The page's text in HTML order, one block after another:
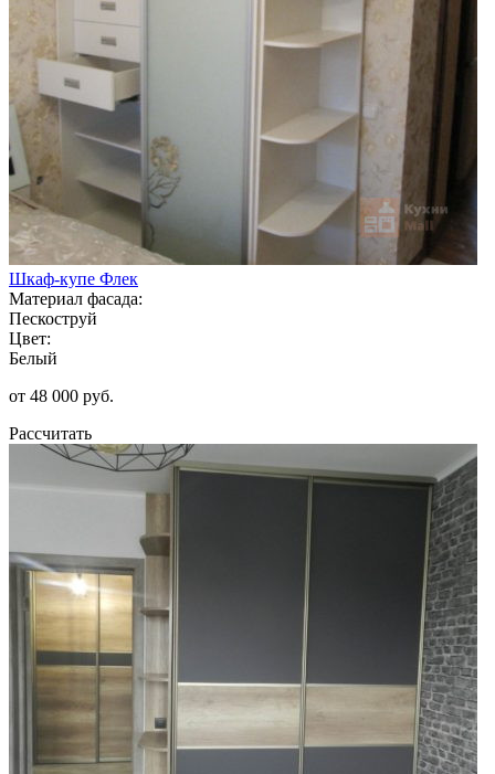
Шкаф-купе Флек
Материал фасада:
Пескоструй
Цвет:
Белый
от 48 000 руб.
Рассчитать